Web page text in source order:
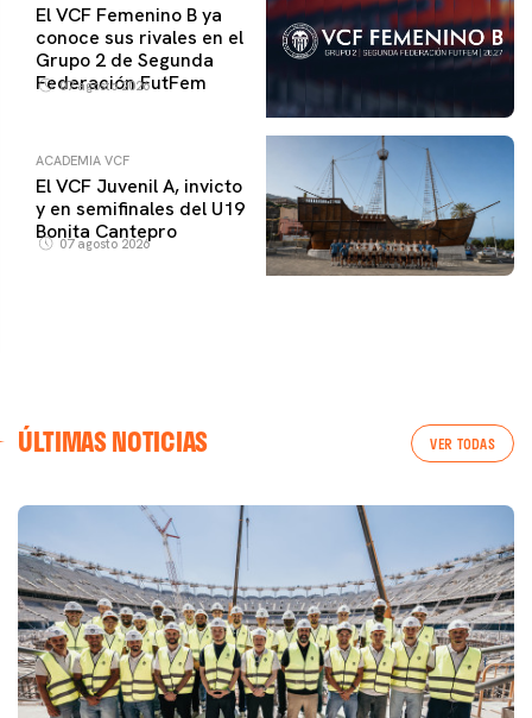
El VCF Femenino B ya
conoce sus rivales en el
Grupo 2 de Segunda
Federación FutFem
07 agosto 2026
ACADEMIA VCF
El VCF Juvenil A, invicto
y en semifinales del U19
Bonita Cantepro
07 agosto 2026
ÚLTIMAS NOTICIAS VER TODAS